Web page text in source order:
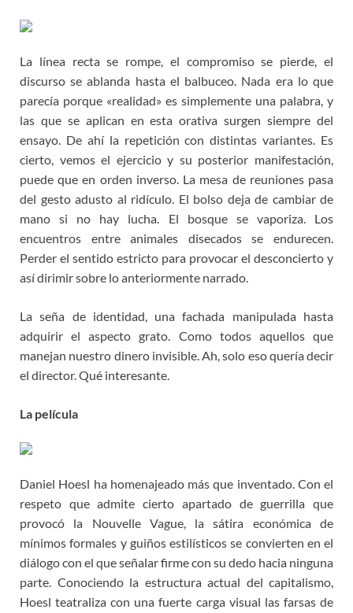
La línea recta se rompe, el compromiso se pierde, el
discurso se ablanda hasta el balbuceo. Nada era lo que
parecía porque «realidad» es simplemente una palabra, y
las que se aplican en esta orativa surgen siempre del
ensayo. De ahí la repetición con distintas variantes. Es
cierto, vemos el ejercicio y su posterior manifestación,
puede que en orden inverso. La mesa de reuniones pasa
del gesto adusto al ridículo. El bolso deja de cambiar de
mano si no hay lucha. El bosque se vaporiza. Los
encuentros entre animales disecados se endurecen.
Perder el sentido estricto para provocar el desconcierto y
así dirimir sobre lo anteriormente narrado.
La seña de identidad, una fachada manipulada hasta
adquirir el aspecto grato. Como todos aquellos que
manejan nuestro dinero invisible. Ah, solo eso quería decir
el director. Qué interesante.
La película
Daniel Hoesl ha homenajeado más que inventado. Con el
respeto que admite cierto apartado de guerrilla que
provocó la Nouvelle Vague, la sátira económica de
mínimos formales y guiños estilísticos se convierten en el
diálogo con el que señalar firme con su dedo hacia ninguna
parte. Conociendo la estructura actual del capitalismo,
Hoesl teatraliza con una fuerte carga visual las farsas de